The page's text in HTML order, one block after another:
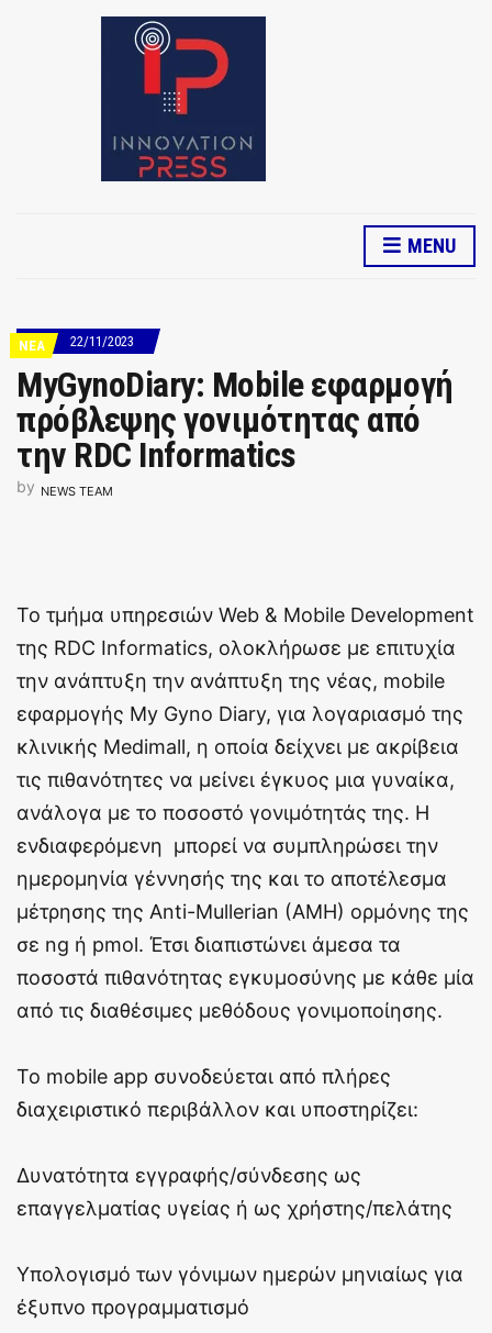
MENU
ΝΕΑ 22/11/2023
MyGynoDiary: Mobile εφαρμογή
πρόβλεψης γονιμότητας από
την RDC Informatics
by NEWS TEAM
Το τμήμα υπηρεσιών Web & Mobile Development
της RDC Informatics, ολοκλήρωσε με επιτυχία
την ανάπτυξη την ανάπτυξη της νέας, mobile
εφαρμογής My Gyno Diary, για λογαριασμό της
κλινικής Medimall, η οποία δείχνει με ακρίβεια
τις πιθανότητες να μείνει έγκυος μια γυναίκα,
ανάλογα με το ποσοστό γονιμότητάς της. Η
ενδιαφερόμενη μπορεί να συμπληρώσει την
ημερομηνία γέννησής της και το αποτέλεσμα
μέτρησης της Anti-Mullerian (AMH) ορμόνης της
σε ng ή pmol. Έτσι διαπιστώνει άμεσα τα
ποσοστά πιθανότητας εγκυμοσύνης με κάθε μία
από τις διαθέσιμες μεθόδους γονιμοποίησης.
Το mobile app συνοδεύεται από πλήρες
διαχειριστικό περιβάλλον και υποστηρίζει:
Δυνατότητα εγγραφής/σύνδεσης ως
επαγγελματίας υγείας ή ως χρήστης/πελάτης
Υπολογισμό των γόνιμων ημερών μηνιαίως για
έξυπνο προγραμματισμό